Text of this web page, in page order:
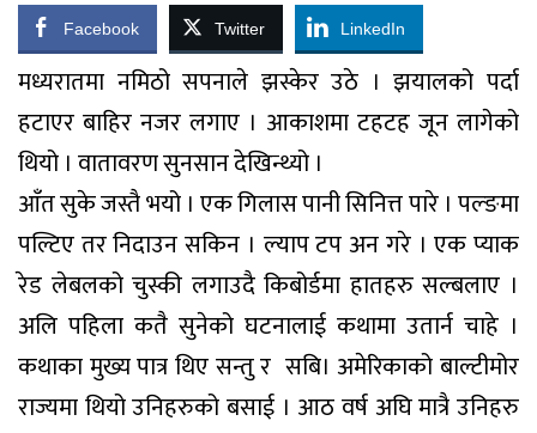
Facebook Twitter LinkedIn
मध्यरातमा नमिठो सपनाले झस्केर उठे । झयालको पर्दा
हटाएर बाहिर नजर लगाए । आकाशमा टहटह जून लागेको
थियो । वातावरण सुनसान देखिन्थ्यो ।
आँत सुके जस्तै भयो । एक गिलास पानी सिनित्त पारे । पल्ङमा
पल्टिए तर निदाउन सकिन । ल्याप टप अन गरे । एक प्याक
रेड लेबलको चुस्की लगाउदै किबोर्डमा हातहरु सल्बलाए ।
अलि पहिला कतै सुनेको घटनालाई कथामा उतार्न चाहे ।
कथाका मुख्य पात्र थिए सन्तु र सबि। अमेरिकाको बाल्टीमोर
राज्यमा थियो उनिहरुको बसाई । आठ वर्ष अघि मात्रै उनिहरु